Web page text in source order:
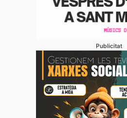
Publicitat